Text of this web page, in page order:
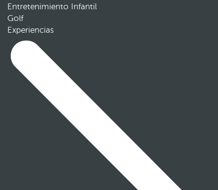
Entretenimiento Infantil
Golf
Experiencias